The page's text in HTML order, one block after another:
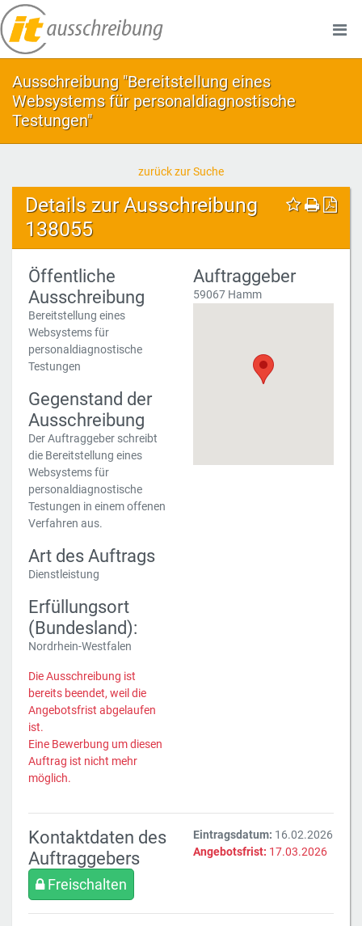
Ausschreibung "Bereitstellung eines
Websystems für personaldiagnostische
Testungen"
zurück zur Suche
Details zur Ausschreibung
138055
Öffentliche
Ausschreibung
Bereitstellung eines
Websystems für
personaldiagnostische
Testungen
Gegenstand der
Ausschreibung
Der Auftraggeber schreibt
die Bereitstellung eines
Websystems für
personaldiagnostische
Testungen in einem offenen
Verfahren aus.
Art des Auftrags
Dienstleistung
Erfüllungsort
(Bundesland):
Nordrhein-Westfalen
Die Ausschreibung ist
bereits beendet, weil die
Angebotsfrist abgelaufen
ist.
Eine Bewerbung um diesen
Auftrag ist nicht mehr
möglich.
Auftraggeber
59067 Hamm
Kontaktdaten des
Auftraggebers
Freischalten
Eintragsdatum: 16.02.2026
Angebotsfrist: 17.03.2026